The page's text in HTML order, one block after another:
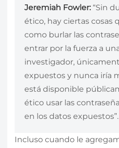
Jeremiah Fowler: “Sin
ético, hay ciertas cosas
como burlar las
entrar por la fuerza a
investigador,
expuestos y nunca iría
está disponible
ético usar las
en los datos expuestos”.
Incluso cuando le